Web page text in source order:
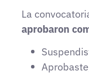
La
aprobaron